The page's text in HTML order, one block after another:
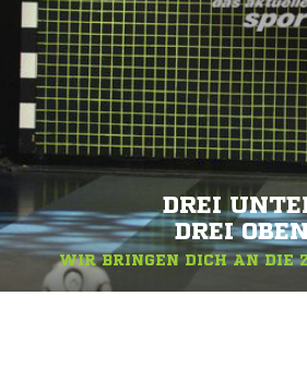
DREI
DREI
WIR BRINGEN DICH AN DIE